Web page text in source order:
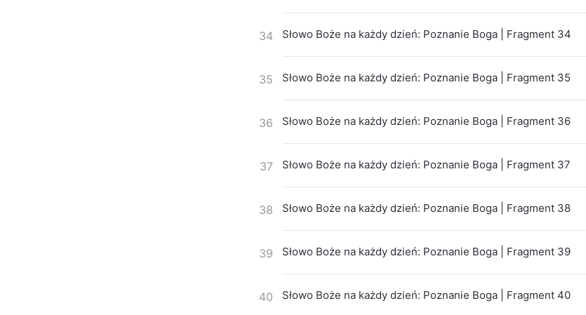
34 Słowo Boże na każdy dzień: Poznanie Boga | Fragment 34
35 Słowo Boże na każdy dzień: Poznanie Boga | Fragment 35
36 Słowo Boże na każdy dzień: Poznanie Boga | Fragment 36
37 Słowo Boże na każdy dzień: Poznanie Boga | Fragment 37
38 Słowo Boże na każdy dzień: Poznanie Boga | Fragment 38
39 Słowo Boże na każdy dzień: Poznanie Boga | Fragment 39
40 Słowo Boże na każdy dzień: Poznanie Boga | Fragment 40